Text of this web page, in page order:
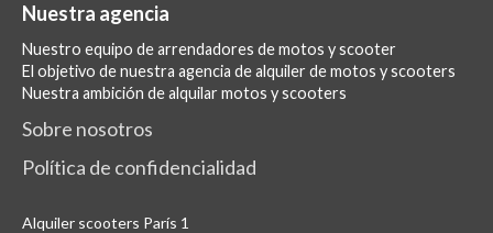
Nuestra agencia
Nuestro equipo de arrendadores de motos y scooter
El objetivo de nuestra agencia de alquiler de motos y scooters
Nuestra ambición de alquilar motos y scooters
Sobre nosotros
Política de confidencialidad
Alquiler scooters París 1